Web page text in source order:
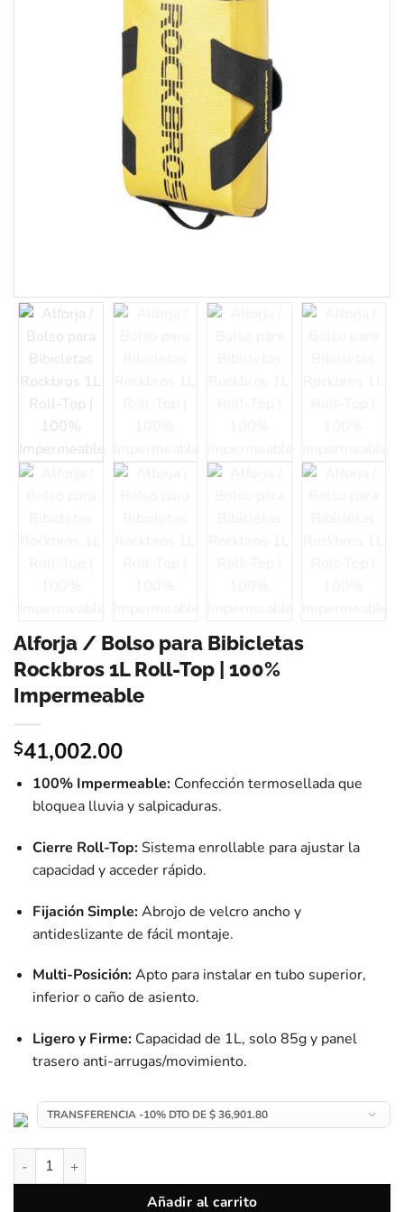
Alforja / Bolso para Bibicletas
Rockbros 1L Roll-Top | 100%
Impermeable
$41,002.00
100% Impermeable:Confección termosellada que
bloquea lluvia y salpicaduras.
Cierre Roll-Top:Sistema enrollable para ajustar la
capacidad y acceder rápido.
Fijación Simple:Abrojo de velcro ancho y
antideslizante de fácil montaje.
Multi-Posición:Apto para instalar en tubo superior,
inferior o caño de asiento.
Ligero y Firme:Capacidad de 1L, solo 85g y panel
trasero anti-arrugas/movimiento.
Alforja / Bolso para Bibicletas Rockbros 1L Roll-Top | 100%
Añadir al carrito